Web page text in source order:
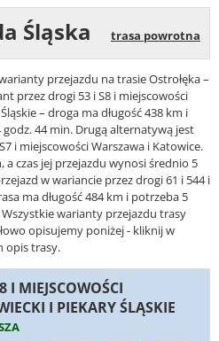
Śląska trasa powrotna
przejazdu na trasie Ostrołęka –
przez drogi 53 i S8 i miejscowości
– droga ma długość 438 km i
44 min. Drugą alternatywą jest
i miejscowości Warszawa i Katowice.
a czas jej przejazdu wynosi średnio 5
w wariancie przez drogi 61 i 544 i
ma długość 484 km i potrzeba 5
warianty przejazdu trasy
opisujemy poniżej - kliknij w
opis trasy.
I MIEJSCOWOŚCI
I PIEKARY ŚLĄSKIE